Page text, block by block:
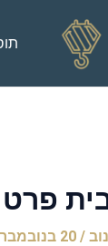
/ 20 בנובמבר 2024